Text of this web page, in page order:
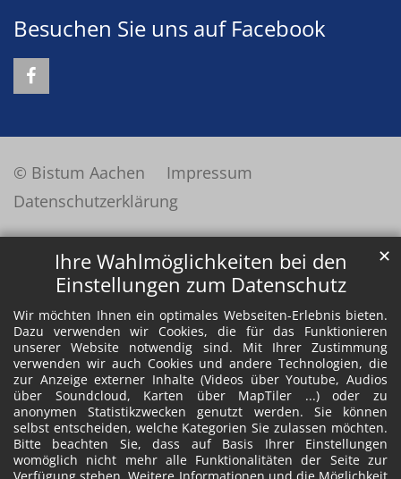
Ihre Wahlmöglichkeiten bei den
Einstellungen zum Datenschutz
Wir möchten Ihnen ein optimales Webseiten-Erlebnis bieten.
Dazu verwenden wir Cookies, die für das Funktionieren
unserer Website notwendig sind. Mit Ihrer Zustimmung
verwenden wir auch Cookies und andere Technologien, die
zur Anzeige externer Inhalte (Videos über Youtube, Audios
über Soundcloud, Karten über MapTiler ...) oder zu
anonymen Statistikzwecken genutzt werden. Sie können
selbst entscheiden, welche Kategorien Sie zulassen möchten.
Bitte beachten Sie, dass auf Basis Ihrer Einstellungen
womöglich nicht mehr alle Funktionalitäten der Seite zur
✕
Besuchen Sie uns auf Facebook
© Bistum Aachen
Impressum
Datenschutzerklärung